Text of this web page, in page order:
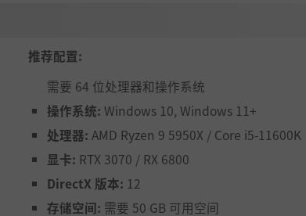
推荐配置:
需要 64 位处理器和操作系统
操作系统: Windows 10, Windows 11+
处理器: AMD Ryzen 9 5950X / Core i5-11600K
显卡: RTX 3070 / RX 6800
DirectX 版本: 12
存储空间: 需要 50 GB 可用空间